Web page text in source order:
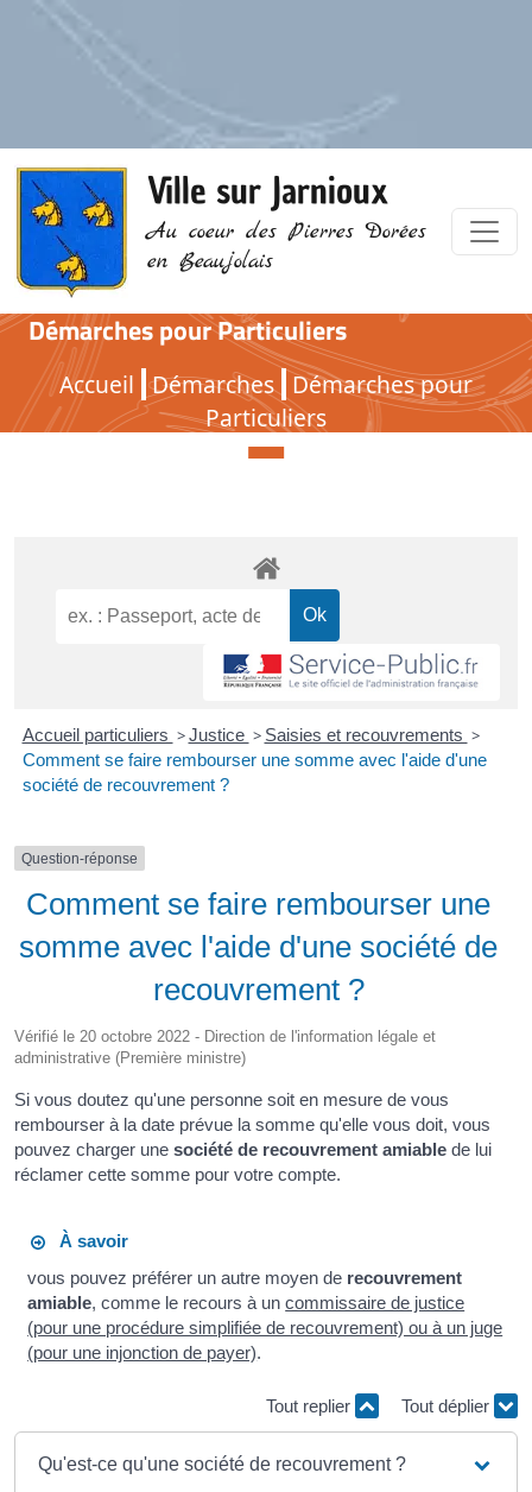
Ville sur Jarnioux
Au coeur des Pierres Dorées
en Beaujolais
Démarches pour Particuliers
Accueil Démarches Démarches pour
Particuliers
Démarches pour Particuliers
Accueil particuliers > Justice > Saisies et recouvrements >
Comment se faire rembourser une somme avec l'aide d'une
société de recouvrement ?
Question-réponse
Comment se faire rembourser une
somme avec l'aide d'une société de
recouvrement ?
Vérifié le 20 octobre 2022 - Direction de l'information légale et
administrative (Première ministre)
Si vous doutez qu'une personne soit en mesure de vous
rembourser à la date prévue la somme qu'elle vous doit, vous
pouvez charger une société de recouvrement amiable de lui
réclamer cette somme pour votre compte.
À savoir
vous pouvez préférer un autre moyen de recouvrement
amiable, comme le recours à uncommissaire de justice
(pour une procédure simplifiée de recouvrement) ou à un juge
(pour une injonction de payer).
Tout replier Tout déplier
Qu'est-ce qu'une société de recouvrement ?